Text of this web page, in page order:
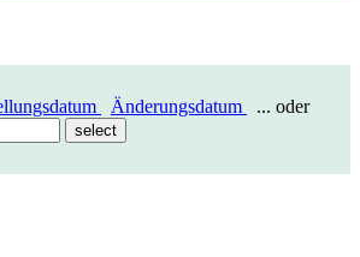
Änderungsdatum
... oder